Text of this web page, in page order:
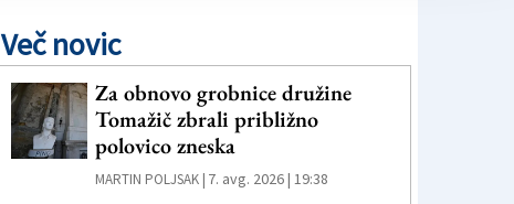
Več novic
Za obnovo grobnice družine
Tomažič zbrali približno
polovico zneska
MARTIN POLJSAK | 7. avg. 2026 | 19:38